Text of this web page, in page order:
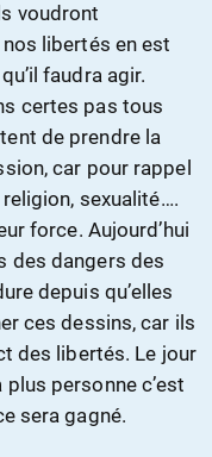
voudront
libertés en est
faudra agir.
certes pas tous
de prendre la
car pour rappel
sexualité….
force. Aujourd’hui
des dangers des
depuis qu’elles
ces dessins, car ils
des libertés. Le jour
personne c’est
sera gagné.